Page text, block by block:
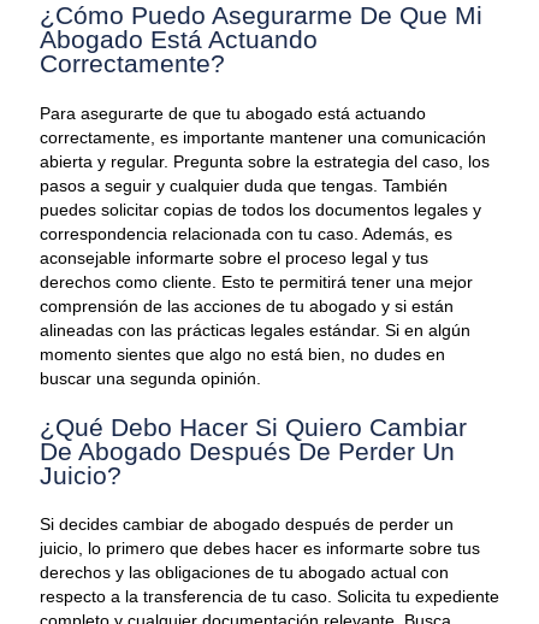
¿Cómo Puedo Asegurarme De Que Mi
Abogado Está Actuando
Correctamente?
Para asegurarte de que tu abogado está actuando
correctamente, es importante mantener una comunicación
abierta y regular. Pregunta sobre la estrategia del caso, los
pasos a seguir y cualquier duda que tengas. También
puedes solicitar copias de todos los documentos legales y
correspondencia relacionada con tu caso. Además, es
aconsejable informarte sobre el proceso legal y tus
derechos como cliente. Esto te permitirá tener una mejor
comprensión de las acciones de tu abogado y si están
alineadas con las prácticas legales estándar. Si en algún
momento sientes que algo no está bien, no dudes en
buscar una segunda opinión.
¿Qué Debo Hacer Si Quiero Cambiar
De Abogado Después De Perder Un
Juicio?
Si decides cambiar de abogado después de perder un
juicio, lo primero que debes hacer es informarte sobre tus
derechos y las obligaciones de tu abogado actual con
respecto a la transferencia de tu caso. Solicita tu expediente